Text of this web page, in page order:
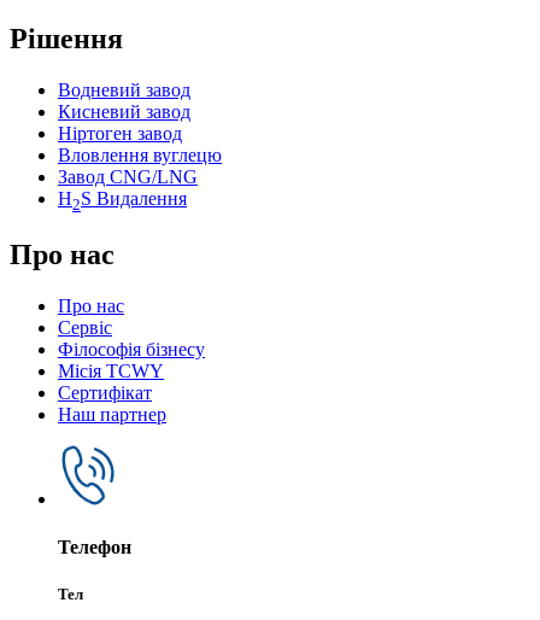
Рішення
Водневий завод
Кисневий завод
Ніртоген завод
Вловлення вуглецю
Завод CNG/LNG
H2S Видалення
Про нас
Про нас
Сервіс
Філософія бізнесу
Місія TCWY
Сертифікат
Наш партнер
Телефон
Тел